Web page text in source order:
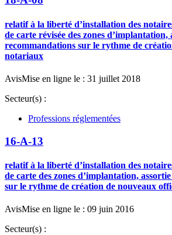
relatif à la liberté d’installation des
de carte révisée des zones d’implantation,
recommandations sur le rythme de
notariaux
AvisMise en ligne le : 31 juillet 2018
Secteur(s) :
Professions réglementées
16-A-13
relatif à la liberté d’installation des
de carte des zones d’implantation,
sur le rythme de création de nouveaux
AvisMise en ligne le : 09 juin 2016
Secteur(s) :